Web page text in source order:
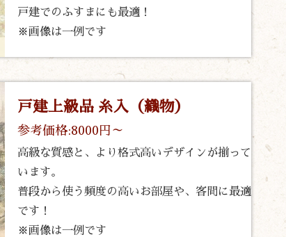
戸建でのふすまにも最適！
※画像は一例です
戸建上級品 糸入（織物）
参考価格:8000円～
高級な質感と、より格式高いデザインが揃って
います。
普段から使う頻度の高いお部屋や、客間に最適
です！
※画像は一例です